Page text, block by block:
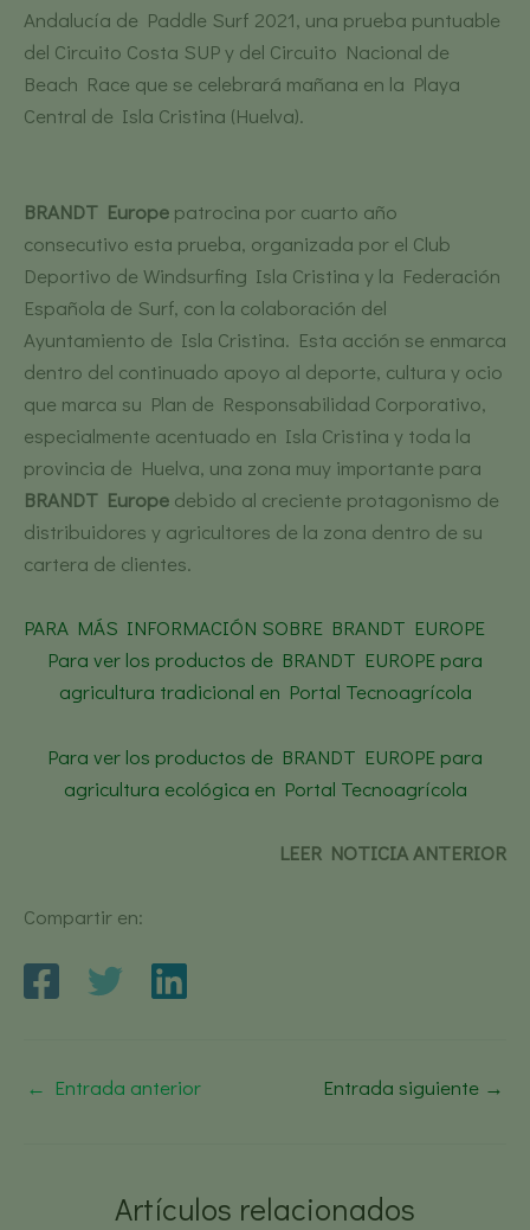
Andalucía de Paddle Surf 2021, una prueba puntuable
del Circuito Costa SUP y del Circuito Nacional de
Beach Race que se celebrará mañana en la Playa
Central de Isla Cristina (Huelva).
BRANDT Europe patrocina por cuarto año
consecutivo esta prueba, organizada por el Club
Deportivo de Windsurfing Isla Cristina y la Federación
Española de Surf, con la colaboración del
Ayuntamiento de Isla Cristina. Esta acción se enmarca
dentro del continuado apoyo al deporte, cultura y ocio
que marca su Plan de Responsabilidad Corporativo,
especialmente acentuado en Isla Cristina y toda la
provincia de Huelva, una zona muy importante para
BRANDT Europe debido al creciente protagonismo de
distribuidores y agricultores de la zona dentro de su
cartera de clientes.
PARA MÁS INFORMACIÓN SOBRE BRANDT EUROPE
Para ver los productos de BRANDT EUROPE para
agricultura tradicional en Portal Tecnoagrícola
Para ver los productos de BRANDT EUROPE para
agricultura ecológica en Portal Tecnoagrícola
LEER NOTICIA ANTERIOR
Compartir en:
← Entrada anterior Entrada siguiente →
Artículos relacionados